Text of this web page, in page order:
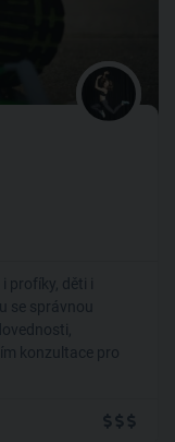
profíky, děti i
se správnou
konzultace pro